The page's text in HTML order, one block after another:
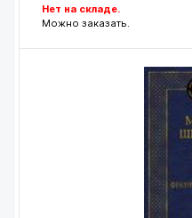
Нет на складе.
Можно заказать.